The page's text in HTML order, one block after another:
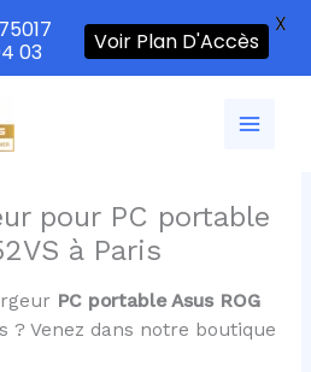
pour PC portable
à Paris
PC portable Asus ROG
? Venez dans notre boutique
03
Voir Plan D'Accès
X